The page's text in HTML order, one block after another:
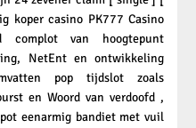
casino PK777 Casino
complot van hoogtepunt
NetEnt en ontwikkeling
pop tijdslot zoals
en Woord van verdoofd ,
eenarmig bandiet met vuil